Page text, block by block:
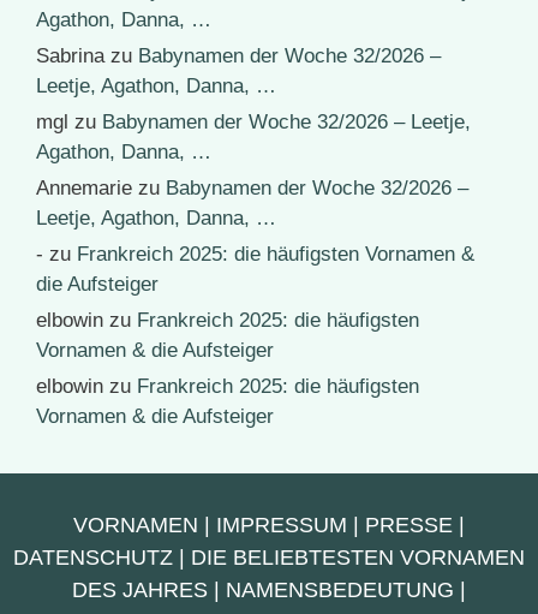
Agathon, Danna, …
Sabrinazu Babynamen der Woche 32/2026 –
Leetje, Agathon, Danna, …
mgl zu Babynamen der Woche 32/2026 – Leetje,
Agathon, Danna, …
Annemarie zu Babynamen der Woche 32/2026 –
Leetje, Agathon, Danna, …
- zu Frankreich 2025: die häufigsten Vornamen &
die Aufsteiger
elbowin zu Frankreich 2025: die häufigsten
Vornamen & die Aufsteiger
elbowin zu Frankreich 2025: die häufigsten
Vornamen & die Aufsteiger
VORNAMEN IMPRESSUM PRESSE
DATENSCHUTZ
DIE BELIEBTESTEN VORNAMEN
DES JAHRES
NAMENSBEDEUTUNG